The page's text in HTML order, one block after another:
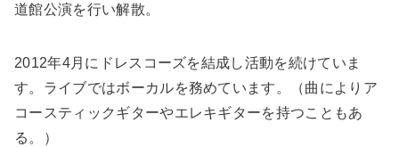
道館公演を行い解散。
2012年4月にドレスコーズを結成し活動を続けていま
す。ライブではボーカルを務めています。（曲によりア
コースティックギターやエレキギターを持つこともあ
る。）